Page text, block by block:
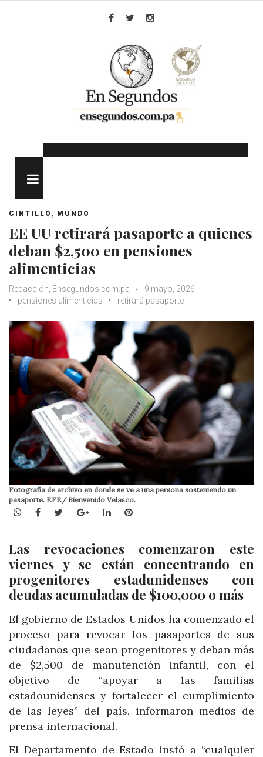
CINTILLO , MUNDO
EE UU retirará pasaporte a quienes
deban $2,500 en pensiones
alimenticias
Redacción, Ensegundos.com.pa
9 mayo, 2026
pensiones alimenticias
retirará pasaporte
Fotografía de archivo en donde se ve a una persona sosteniendo un
pasaporte. EFE/ Bienvenido Velasco.
WhatsApp
Facebook
TwitterGoogle+LinkedInPinterest
Las revocaciones comenzaron este
viernes y se están concentrando en
progenitores estadunidenses con
deudas acumuladas de $100,000 o más
El gobierno de Estados Unidos ha comenzado el
proceso para revocar los pasaportes de sus
ciudadanos que sean progenitores y deban más
de $2,500 de manutención infantil, con el
objetivo de “apoyar a las familias
estadounidenses y fortalecer el cumplimiento
de las leyes” del país, informaron medios de
prensa internacional.
El Departamento de Estado instó a “cualquier